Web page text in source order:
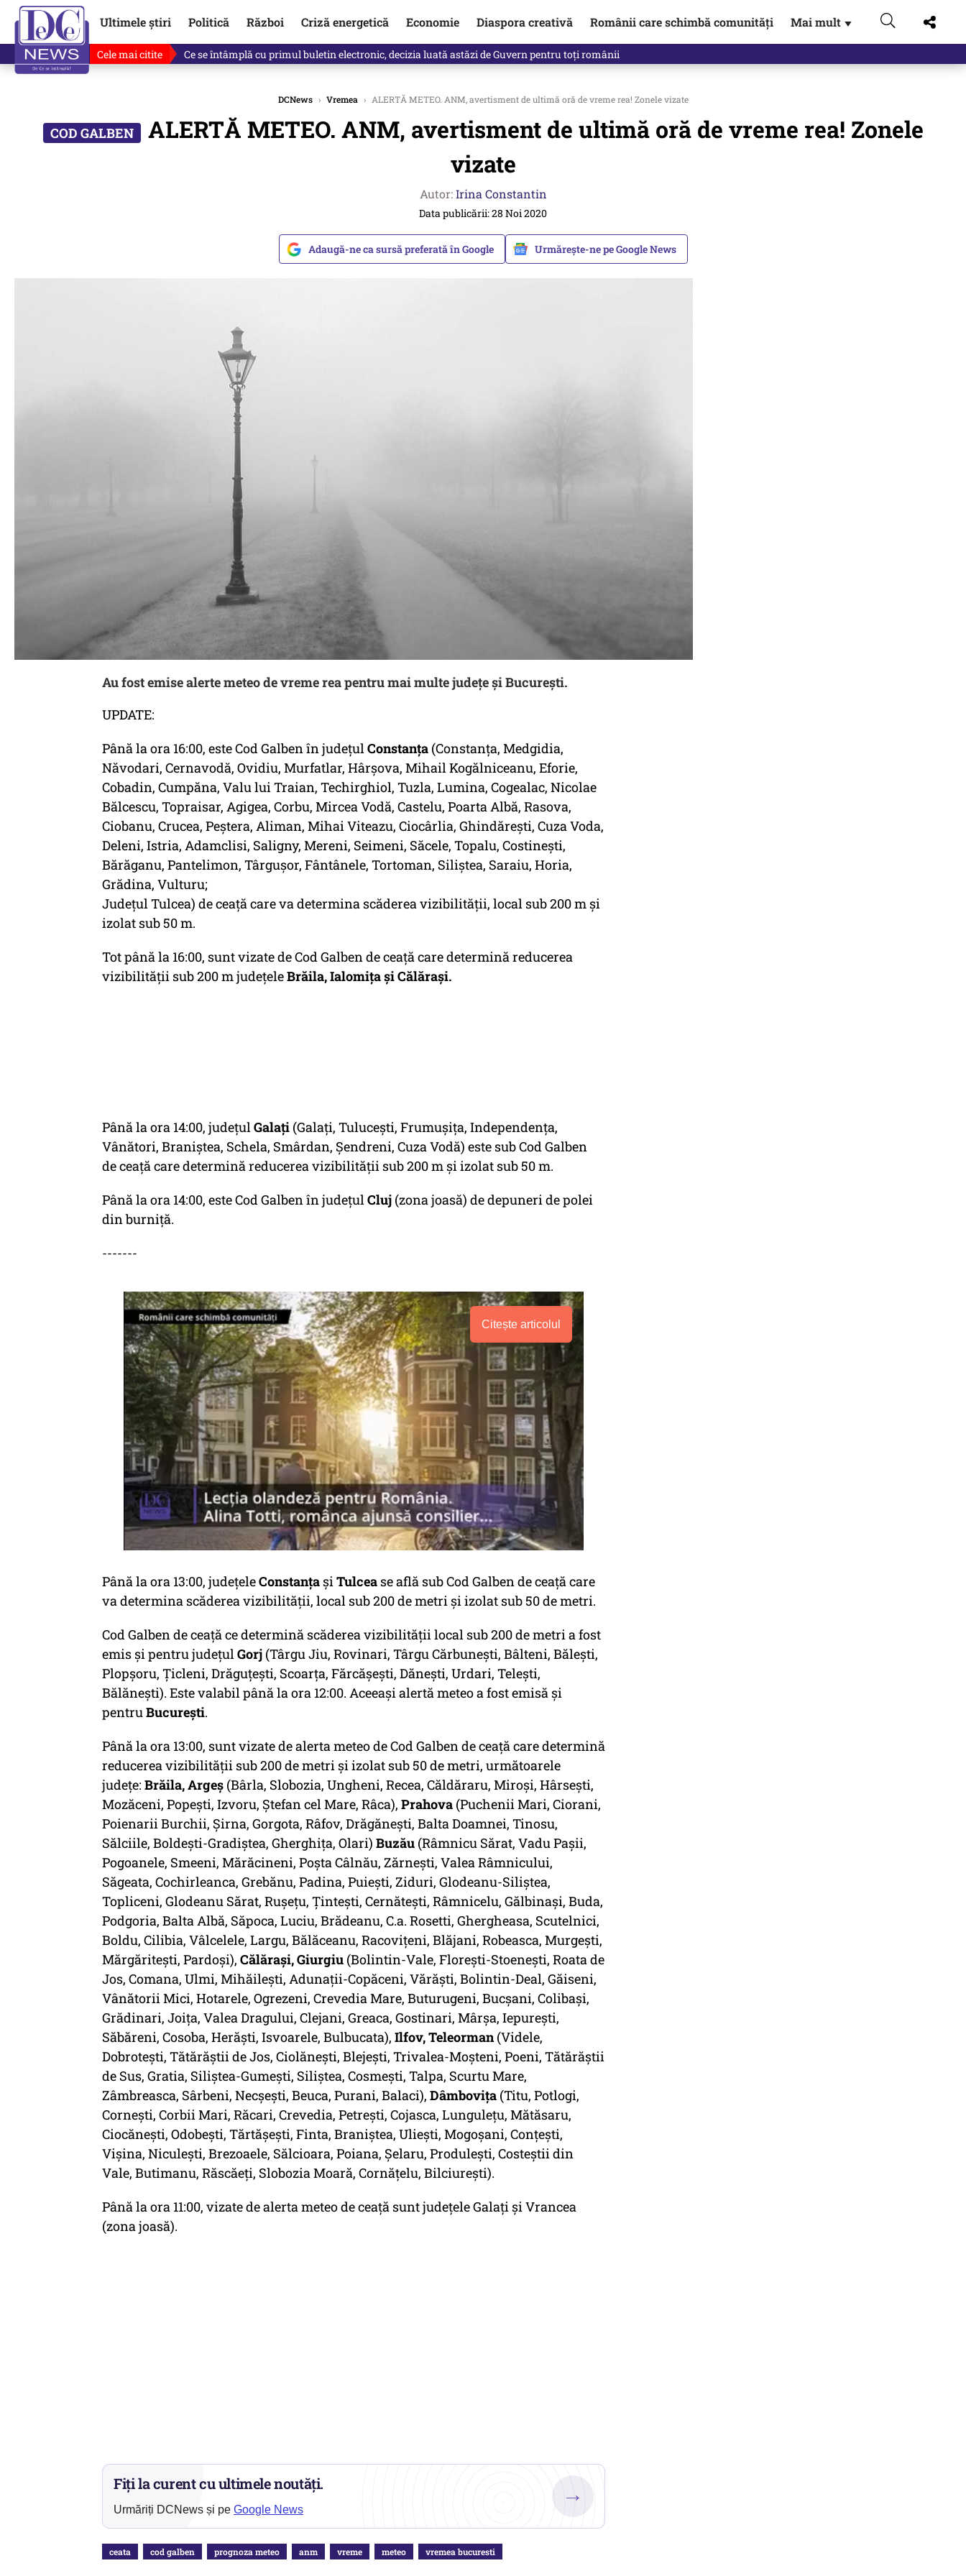
Ultimele știri Politică Război Criză energetică Economie Diaspora creativă Românii care schimbă comunități Mai mult ▼
Cele mai citite Ce se întâmplă cu primul buletin electronic, decizia luată astăzi de Guvern pentru toți românii
DCNews › Vremea › ALERTĂ METEO. ANM, avertisment de ultimă oră de vreme rea! Zonele vizate
ALERTĂ METEO. ANM, avertisment de ultimă oră de vreme rea! Zonele
vizate
Autor:Irina Constantin
Data publicării: 28 Noi 2020
Adaugă-ne ca sursă preferată în Google Urmărește-ne pe Google News
Au fost emise alerte meteo de vreme rea pentru mai multe județe și București.
UPDATE:
Până la ora 16:00, este Cod Galben în județulConstanța (Constanța, Medgidia,
Năvodari, Cernavodă, Ovidiu, Murfatlar, Hârșova, Mihail Kogălniceanu, Eforie,
Cobadin, Cumpăna, Valu lui Traian, Techirghiol, Tuzla, Lumina, Cogealac, Nicolae
Bălcescu, Topraisar, Agigea, Corbu, Mircea Vodă, Castelu, Poarta Albă, Rasova,
Ciobanu, Crucea, Peștera, Aliman, Mihai Viteazu, Ciocârlia, Ghindărești, Cuza Voda,
Deleni, Istria, Adamclisi, Saligny, Mereni, Seimeni, Săcele, Topalu, Costinești,
Bărăganu, Pantelimon, Târgușor, Fântânele, Tortoman, Siliștea, Saraiu, Horia,
Grădina, Vulturu;
Județul Tulcea) de ceață care va determina scăderea vizibilității, local sub 200 m și
izolat sub 50 m.
Tot până la 16:00, sunt vizate de Cod Galben de ceață care determină reducerea
vizibilității sub 200 m județeleBrăila, Ialomiţa și Călăraşi.
Până la ora 14:00, județulGalați (Galați, Tulucești, Frumușița, Independența,
Vânători, Braniștea, Schela, Smârdan, Șendreni, Cuza Vodă) este sub Cod Galben
de ceață care determină reducerea vizibilității sub 200 m și izolat sub 50 m.
Până la ora 14:00, este Cod Galben în județulCluj (zona joasă) de depuneri de polei
din burniţă.
-------
Citește articolul
Până la ora 13:00, județeleConstanța șiTulcea se află sub Cod Galben de ceață care
va determina scăderea vizibilității, local sub 200 de metri și izolat sub 50 de metri.
Cod Galben de ceață ce determină scăderea vizibilităţii local sub 200 de metri a fost
emis și pentru județulGorj (Târgu Jiu, Rovinari, Târgu Cărbunești, Bâlteni, Bălești,
Plopșoru, Țicleni, Drăguțești, Scoarța, Fărcășești, Dănești, Urdari, Telești,
Bălănești). Este valabil până la ora 12:00. Aceeași alertă meteo a fost emisă și
pentruBucurești.
Până la ora 13:00, sunt vizate de alerta meteo de Cod Galben de ceață care determină
reducerea vizibilității sub 200 de metri și izolat sub 50 de metri, următoarele
județe: Brăila, Argeş (Bârla, Slobozia, Ungheni, Recea, Căldăraru, Miroși, Hârsești,
Mozăceni, Popești, Izvoru, Ștefan cel Mare, Râca), Prahova (Puchenii Mari, Ciorani,
Poienarii Burchii, Șirna, Gorgota, Râfov, Drăgănești, Balta Doamnei, Tinosu,
Sălciile, Boldești-Gradiștea, Gherghița, Olari) Buzău (Râmnicu Sărat, Vadu Pașii,
Pogoanele, Smeeni, Mărăcineni, Poșta Câlnău, Zărnești, Valea Râmnicului,
Săgeata, Cochirleanca, Grebănu, Padina, Puiești, Ziduri, Glodeanu-Siliștea,
Topliceni, Glodeanu Sărat, Rușețu, Țintești, Cernătești, Râmnicelu, Gălbinași, Buda,
Podgoria, Balta Albă, Săpoca, Luciu, Brădeanu, C.a. Rosetti, Ghergheasa, Scutelnici,
Boldu, Cilibia, Vâlcelele, Largu, Bălăceanu, Racovițeni, Blăjani, Robeasca, Murgești,
Mărgăritești, Pardoși), Călăraşi, Giurgiu (Bolintin-Vale, Florești-Stoenești, Roata de
Jos, Comana, Ulmi, Mihăilești, Adunații-Copăceni, Vărăști, Bolintin-Deal, Găiseni,
Vânătorii Mici, Hotarele, Ogrezeni, Crevedia Mare, Buturugeni, Bucșani, Colibași,
Grădinari, Joița, Valea Dragului, Clejani, Greaca, Gostinari, Mârșa, Iepurești,
Săbăreni, Cosoba, Herăști, Isvoarele, Bulbucata), Ilfov, Teleorman(Videle,
Dobrotești, Tătărăștii de Jos, Ciolănești, Blejești, Trivalea-Moșteni, Poeni, Tătărăștii
de Sus, Gratia, Siliștea-Gumești, Siliștea, Cosmești, Talpa, Scurtu Mare,
Zâmbreasca, Sârbeni, Necșești, Beuca, Purani, Balaci), Dâmboviţa (Titu, Potlogi,
Cornești, Corbii Mari, Răcari, Crevedia, Petrești, Cojasca, Lungulețu, Mătăsaru,
Ciocănești, Odobești, Tărtășești, Finta, Braniștea, Uliești, Mogoșani, Conțești,
Vișina, Niculești, Brezoaele, Sălcioara, Poiana, Șelaru, Produlești, Costeștii din
Vale, Butimanu, Răscăeți, Slobozia Moară, Cornățelu, Bilciurești).
Până la ora 11:00, vizate de alerta meteo de ceață sunt județele Galați și Vrancea
(zona joasă).
Fiți la curent cu ultimele noutăți.
Urmăriți DCNews și pe Google News
→
ceata cod galben prognoza meteo anm vreme meteo vremea bucuresti